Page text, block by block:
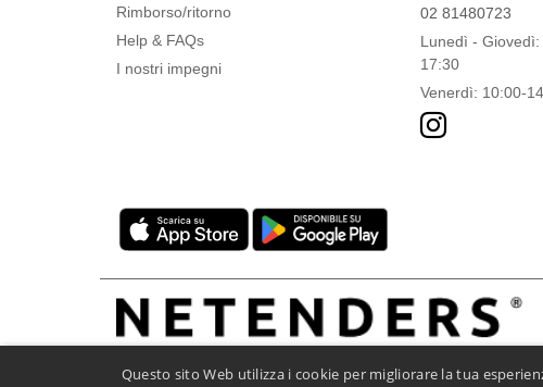
Rimborso/ritorno
Help & FAQs
I nostri impegni
02 81480723
Lunedì -
17:30
Venerdì: 10:00-
Questo sito Web utilizza i cookie per migliorare la tua